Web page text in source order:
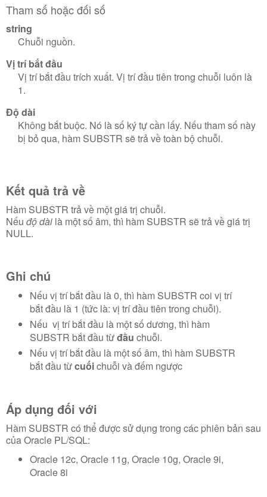
Tham số hoặc đối số
string
Chuỗi nguồn.
Vị trí bắt đầu
Vị trí bắt đầu trích xuất. Vị trí đầu tiên trong chuỗi luôn là
1.
Độ dài
Không bắt buộc. Nó là số ký tự cần lấy. Nếu tham số này
bị bỏ qua, hàm SUBSTR sẽ trả về toàn bộ chuỗi.
Kết quả trả về
Hàm SUBSTR trả về một giá trị chuỗi.
Nếu độ dài là một số âm, thì hàm SUBSTR sẽ trả về giá trị
NULL.
Ghi chú
Nếu vị trí bắt đầu là 0, thì hàm SUBSTR coi vị trí
bắt đầu là 1 (tức là: vị trí đầu tiên trong chuỗi).
Nếu vị trí bắt đầu là một số dương, thì hàm
SUBSTR bắt đầu từđầu chuỗi.
Nếu vị trí bắt đầu là một số âm, thì hàm SUBSTR
bắt đầu từcuốichuỗi và đếm ngược
Áp dụng đối với
Hàm SUBSTR có thể được sử dụng trong các phiên bản sau
của Oracle PL/SQL:
Oracle 12c, Oracle 11g, Oracle 10g, Oracle 9i,
Oracle 8i